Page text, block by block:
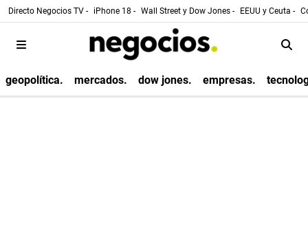
Directo Negocios TV - iPhone 18 - Wall Street y Dow Jones - EEUU y Ceuta -
geopolítica. mercados. dow jones. empresas.